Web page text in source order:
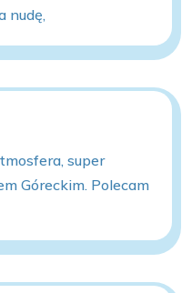
nudę,
super
Góreckim. Polecam